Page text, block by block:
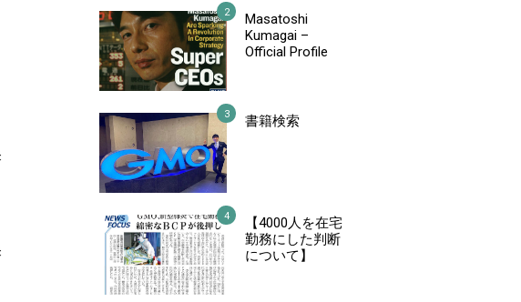
Masatoshi
Kumagai –
Official Profile
書籍検索
【4000人を在宅
勤務にした判断
について】